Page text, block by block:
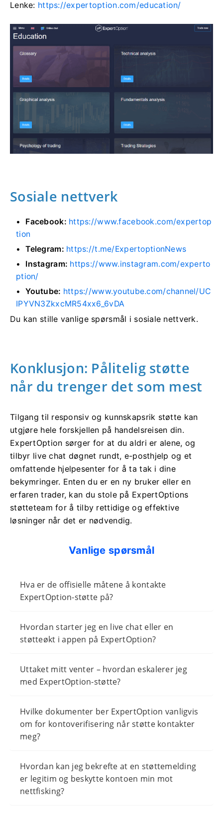
Lenke: https://expertoption.com/education/
Sosiale nettverk
Facebook: https://www.facebook.com/expertop
tion
Telegram: https://t.me/ExpertoptionNews
Instagram: https://www.instagram.com/experto
ption/
Youtube: https://www.youtube.com/channel/UC
IPYVN3ZkxcMR54xx6_6vDA
Du kan stille vanlige spørsmål i sosiale nettverk.
Konklusjon: Pålitelig støtte
når du trenger det som mest
Tilgang til responsiv og kunnskapsrik støtte kan
utgjøre hele forskjellen på handelsreisen din.
ExpertOption sørger for at du aldri er alene, og
tilbyr live chat døgnet rundt, e-posthjelp og et
omfattende hjelpesenter for å ta tak i dine
bekymringer. Enten du er en ny bruker eller en
erfaren trader, kan du stole på ExpertOptions
støtteteam for å tilby rettidige og effektive
løsninger når det er nødvendig.
Vanlige spørsmål
Hva er de offisielle måtene å kontakte
ExpertOption-støtte på?
Hvordan starter jeg en live chat eller en
støtteøkt i appen på ExpertOption?
Uttaket mitt venter – hvordan eskalerer jeg
med ExpertOption-støtte?
Hvilke dokumenter ber ExpertOption vanligvis
om for kontoverifisering når støtte kontakter
meg?
Hvordan kan jeg bekrefte at en støttemelding
er legitim og beskytte kontoen min mot
nettfisking?